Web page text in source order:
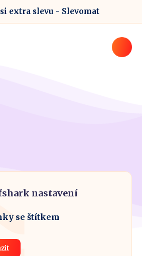
extra slevu - Slevomat
nastavení
se štítkem